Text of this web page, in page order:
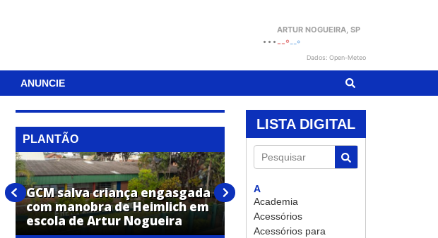
... ARTUR NOGUEIRA , SP
--°--°
Dados: Open-Meteo
ANUNCIE
LISTA DIGITAL
Pesquisar
A
Academia
Acessórios
Acessórios para
PLANTÃO
GCM salva criança engasgada
com manobra de Heimlich em
escola de Artur Nogueira
Vítima de grave acidente em
rodovia de Artur Nogueira
será sepultada nesta sexta